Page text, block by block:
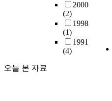
2000
(2)
1998
(1)
1991
(4)
오늘 본 자료